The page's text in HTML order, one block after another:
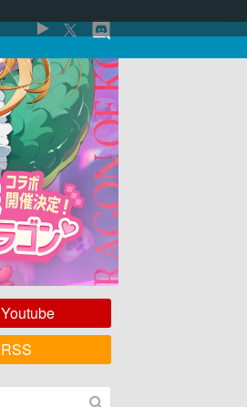
Youtube
RSS